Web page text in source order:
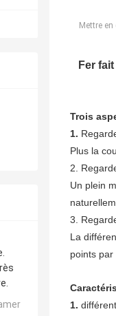
Mettre en
Fer
Trois
1.
Plus la
2.
Un plein
3.
La
points
1.